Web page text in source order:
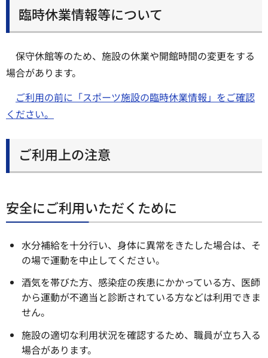
臨時休業情報等について
保守休館等のため、施設の休業や開館時間の変更をする
場合があります。
ご利用の前に「スポーツ施設の臨時休業情報」をご確認
ください。
ご利用上の注意
安全にご利用いただくために
水分補給を十分行い、身体に異常をきたした場合は、そ
の場で運動を中止してください。
酒気を帯びた方、感染症の疾患にかかっている方、医師
から運動が不適当と診断されている方などは利用できま
せん。
施設の適切な利用状況を確認するため、職員が立ち入る
場合があります。